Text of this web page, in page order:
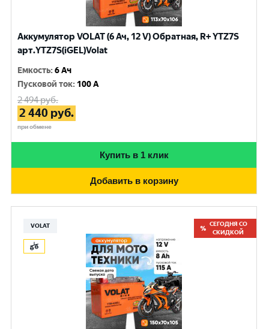
Аккумулятор VOLAT (6 Ач, 12 V) Обратная, R+ YTZ7S
арт.YTZ7S(iGEL)Volat
Емкость:6 Ач
Пусковой ток: 100 A
2 494руб.
2 440 руб.
при обмене
Купить в 1 клик
Добавить в корзину
VOLAT
СЕГОДНЯ СО
СКИДКОЙ